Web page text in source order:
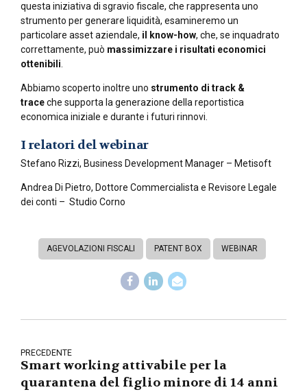
questa iniziativa di sgravio fiscale, che rappresenta uno
strumento per generare liquidità, esamineremo un
particolare asset aziendale, il know-how, che, se inquadrato
correttamente, può massimizzare i risultati economici
ottenibili
Abbiamo scoperto inoltre uno strumento di track &
traceche supporta la generazione della reportistica
economica iniziale e durante i futuri rinnovi.
I relatori del webinar
Stefano Rizzi, Business Development Manager – Metisoft
Andrea Di Pietro, Dottore Commercialista e Revisore Legale
dei conti – Studio Corno
AGEVOLAZIONI FISCALI PATENT BOX WEBINAR
PRECEDENTE
Smart working attivabile per la
quarantena del figlio minore di 14 anni